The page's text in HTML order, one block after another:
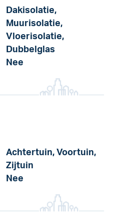
Dakisolatie,
Muurisolatie,
Vloerisolatie,
Dubbelglas
Nee
Achtertuin, Voortuin,
Zijtuin
Nee